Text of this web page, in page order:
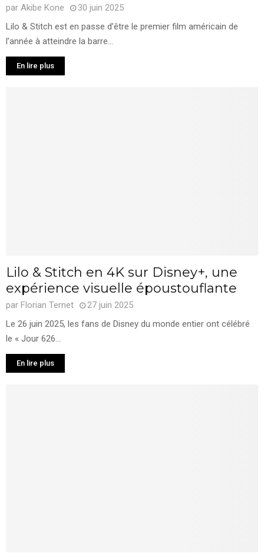
par Akibe Kone
30 juin 2025
Lilo & Stitch est en passe d’être le premier film américain de
l’année à atteindre la barre...
En lire plus
Lilo & Stitch en 4K sur Disney+, une
expérience visuelle époustouflante
par Florian Ternet
27 juin 2025
Le 26 juin 2025, les fans de Disney du monde entier ont célébré
le « Jour 626...
En lire plus